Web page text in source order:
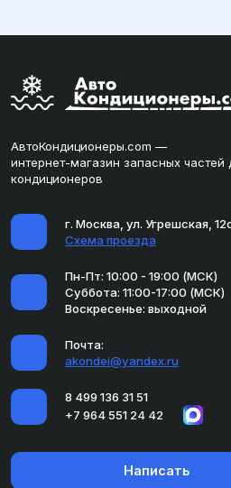
АвтоКондиционеры.com —
интернет-магазин запасных
кондиционеров
г. Москва, ул. Угрешская,
Схема проезда
Пн-Пт: 10:00 - 19:00 (МСК)
Суббота: 11:00-17:00 (МСК)
Воскресенье: выходной
Почта:
akondei@yandex.ru
8 499 136 31 51
+7 964 551 24 42
Написать